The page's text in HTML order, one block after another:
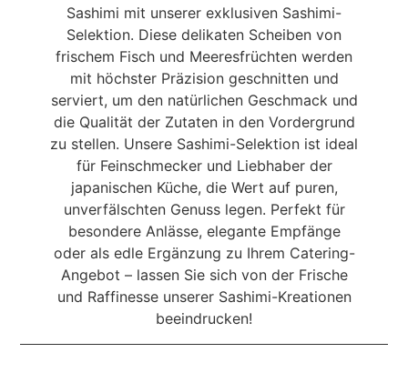
Sashimi mit unserer exklusiven Sashimi-
Selektion. Diese delikaten Scheiben von
frischem Fisch und Meeresfrüchten werden
mit höchster Präzision geschnitten und
serviert, um den natürlichen Geschmack und
die Qualität der Zutaten in den Vordergrund
zu stellen. Unsere Sashimi-Selektion ist ideal
für Feinschmecker und Liebhaber der
japanischen Küche, die Wert auf puren,
unverfälschten Genuss legen. Perfekt für
besondere Anlässe, elegante Empfänge
oder als edle Ergänzung zu Ihrem Catering-
Angebot – lassen Sie sich von der Frische
und Raffinesse unserer Sashimi-Kreationen
beeindrucken!